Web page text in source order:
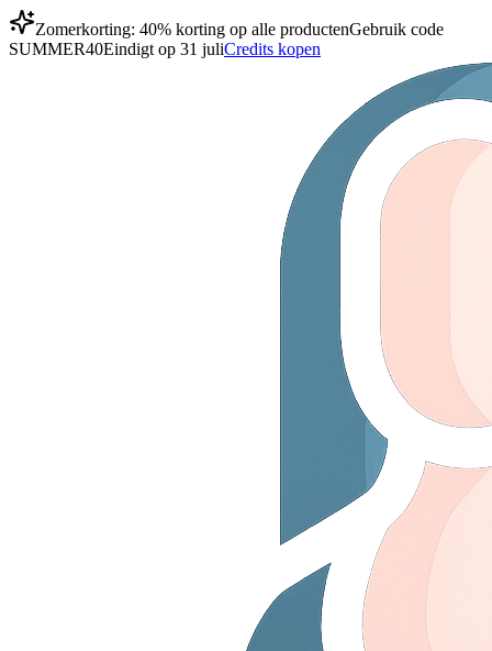
Zomerkorting: 40% korting op alle productenGebruik code
SUMMER40Eindigt op 31 juliCredits kopen